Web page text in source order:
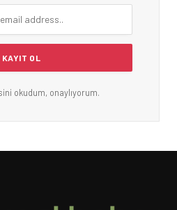
okudum, onaylıyorum.